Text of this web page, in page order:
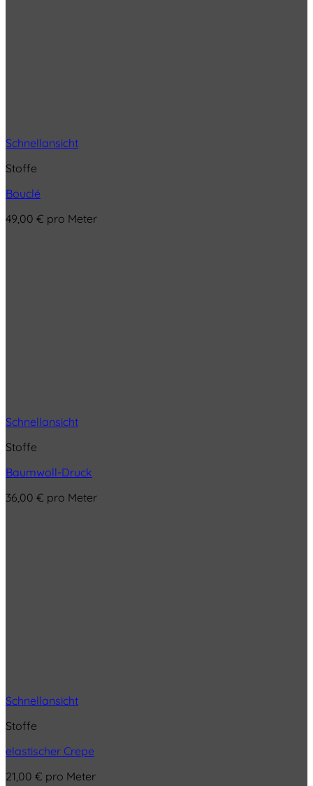
Schnellansicht
Stoffe
Bouclé
49,00 € pro Meter
Schnellansicht
Stoffe
Baumwoll-Druck
36,00 € pro Meter
Schnellansicht
Stoffe
elastischer Crepe
21,00 € pro Meter